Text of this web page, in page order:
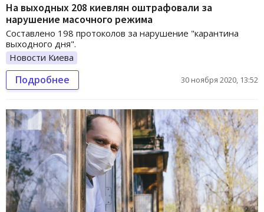
На выходных 208 киевлян оштрафовали за
нарушение масочного режима
Составлено 198 протоколов за нарушение "карантина
выходного дня".
Новости Киева
Подробнее 30 ноября 2020, 13:52